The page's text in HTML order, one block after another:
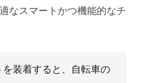
なスマートかつ機能的なチ
装着すると、自転車の